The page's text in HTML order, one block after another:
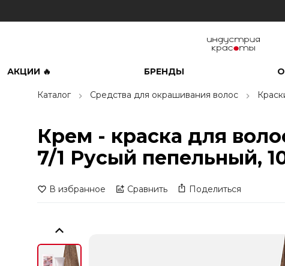
АКЦИИ 🔥 БРЕНДЫ
Каталог Средства для окрашивания волос
Крем - краска для
7/1 Русый пепельный,
В избранное Сравнить Поделиться